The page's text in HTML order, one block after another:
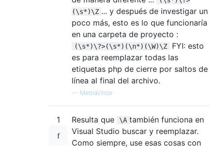
(\s*)\Z ... y después de investigar un
poco más, esto es lo que funcionaría
en una carpeta de proyecto :
(\s*)\?>(\s*)(\n*)(\W)\Z
FYI: esto
es para reemplazar todas las
etiquetas php de cierre por saltos de
línea al final del archivo.
— MediaVince
1 Resulta que \A también funciona en
Visual Studio buscar y reemplazar.
Como siempre, use esas cosas con